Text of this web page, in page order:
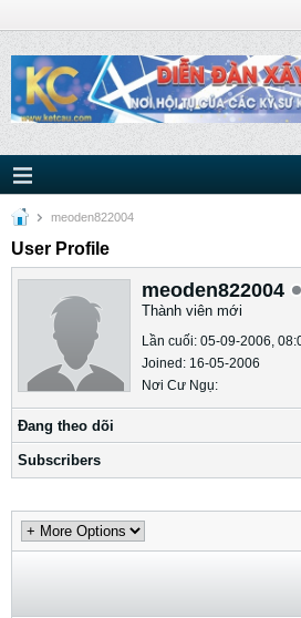
meoden822004
User Profile
meoden822004
Thành viên mới
Lần cuối: 05-09-2006,
Joined: 16-05-2006
Nơi Cư Ngụ:
Ðang theo dõi
Subscribers